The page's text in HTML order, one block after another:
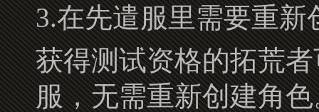
3.在先遣服里需要重新
获得测试资格的拓荒
服，无需重新创建角